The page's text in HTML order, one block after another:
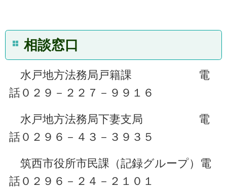
相談窓口
水戸地方法務局戸籍課 電
話０２９－２２７－９９１６
水戸地方法務局下妻支局 電
話０２９６－４３－３９３５
筑西市役所市民課（記録グループ）電
話０２９６－２４－２１０１